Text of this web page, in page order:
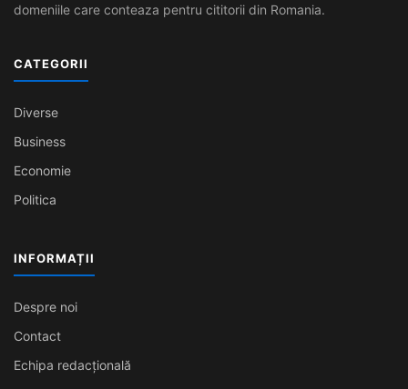
domeniile care conteaza pentru cititorii din Romania.
CATEGORII
Diverse
Business
Economie
Politica
INFORMAȚII
Despre noi
Contact
Echipa redacțională